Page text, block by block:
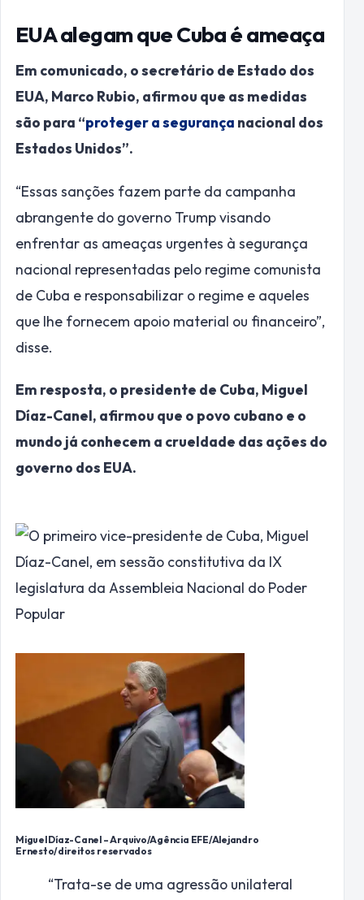
EUA alegam que Cuba é ameaça
Em comunicado, o secretário de Estado dos
EUA, Marco Rubio, afirmou que as medidas
são para “proteger a segurança nacional dos
Estados Unidos”.
“Essas sanções fazem parte da campanha
abrangente do governo Trump visando
enfrentar as ameaças urgentes à segurança
nacional representadas pelo regime comunista
de Cuba e responsabilizar o regime e aqueles
que lhe fornecem apoio material ou financeiro”,
disse.
Em resposta, o presidente de Cuba, Miguel
Díaz-Canel, afirmou que o povo cubano e o
mundo já conhecem a crueldade das ações do
governo dos EUA.
Miguel Díaz-Canel –Arquivo/Agência EFE/Alejandro
Ernesto/direitos reservados
“Trata-se de uma agressão unilateral